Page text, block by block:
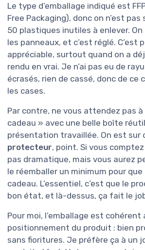
Le type d’emballage indiqué est
Free Packaging), donc on n’est
50 plastiques inutiles à enlever.
les panneaux, et c’est réglé. C’est
appréciable, surtout quand on a
rendu en vrai. Je n’ai pas eu de
écrasés, rien de cassé, donc de ce
les cases.
Par contre, ne vous attendez pas
cadeau » avec une belle boîte
présentation travaillée. On est sur
protecteur, point. Si vous comptez
pas dramatique, mais vous aurez
le réemballer un minimum pour
cadeau. L’essentiel, c’est que le
bon état, et là-dessus, ça fait le
Pour moi, l’emballage est cohérent
positionnement du produit : bien
sans fioritures. Je préfère ça à un